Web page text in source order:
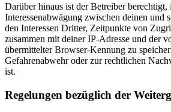
Darüber hinaus ist der Betreiber berechtigt,
Interessenabwägung zwischen deinen und
den Interessen Dritter, Zeitpunkte von
zusammen mit deiner IP-Adresse und der
übermittelter Browser-Kennung zu
Gefahrenabwehr oder zur rechtlichen
ist.
Regelungen bezüglich der